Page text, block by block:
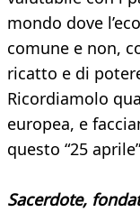
mondo dove
comune e non,
ricatto e di
Ricordiamolo
europea, e
questo “25
Sacerdote,